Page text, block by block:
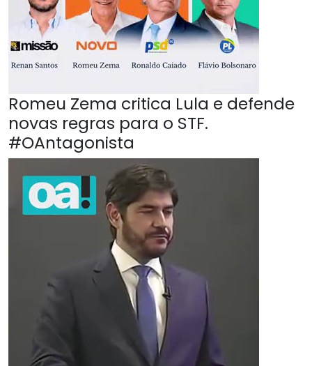
Romeu Zema critica Lula e defende
novas regras para o STF.
#OAntagonista